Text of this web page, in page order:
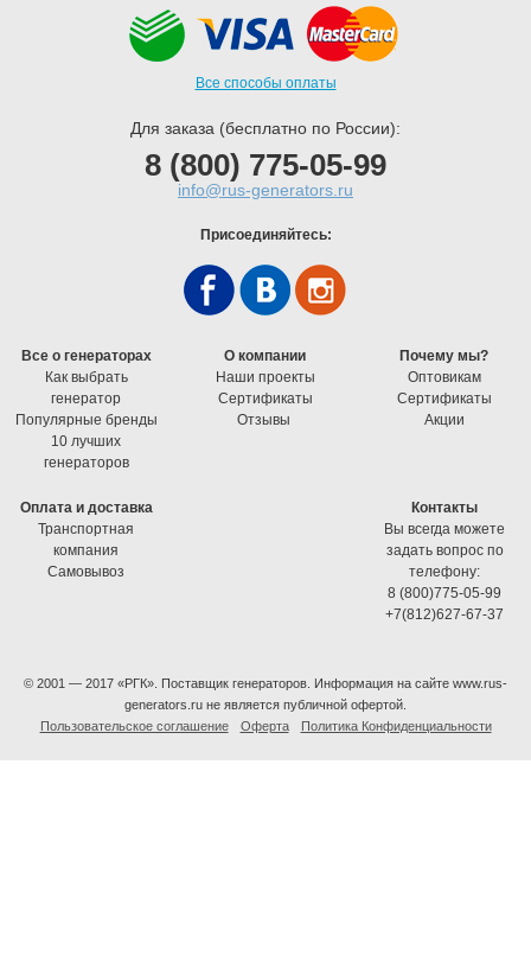
Все способы оплаты
Для заказа (бесплатно по России):
8 (800) 775-05-99
info@rus-generators.ru
Присоединяйтесь:
Все о генераторах
Как выбрать
генератор
Популярные бренды
10 лучших
генераторов
О компании
Наши проекты
Cертификаты
Отзывы
Почему мы?
Оптовикам
Cертификаты
Акции
Оплата и доставка
Транспортная
компания
Самовывоз
Контакты
Вы всегда можете
задать вопрос по
телефону:
8 (800)775-05-99
+7(812)627-67-37
© 2001 — 2017 «РГК». Поставщик генераторов. Информация на сайте www.rus-
generators.ru не является публичной офертой.
Пользовательское соглашение
Оферта Политика Конфиденциальности